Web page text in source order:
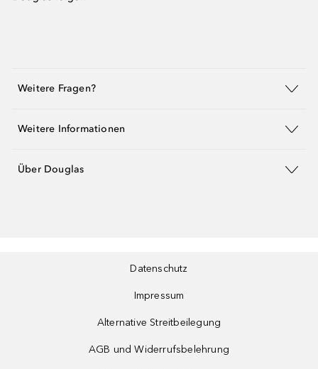
Weitere Fragen?
Weitere Informationen
Über Douglas
Datenschutz
Impressum
Alternative Streitbeilegung
AGB und Widerrufsbelehrung